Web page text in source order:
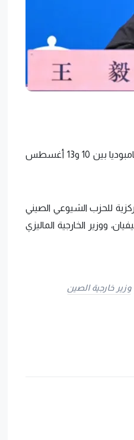
قالت وزارة الخارجية الصينية، إنّ وانج يي، وزير الخارجية، سيزور سنغافورة وماليزيا وكامبوديا بين 10 و13 أغسطس
للحزب الشيوعي الصيني
ووزير الخارجية الماليزي
وزير خارجية الصين